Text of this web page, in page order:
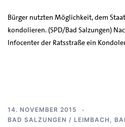
Bürger nutzten Möglichkeit, dem
kondolieren. (SPD/Bad Salzungen)
Infocenter der Ratsstraße ein
14. NOVEMBER 2015
BAD SALZUNGEN / LEIMBACH